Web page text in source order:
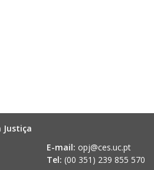
Justiça
E-mail: opj@ces.uc.pt
Tel: (00 351) 239 855 570